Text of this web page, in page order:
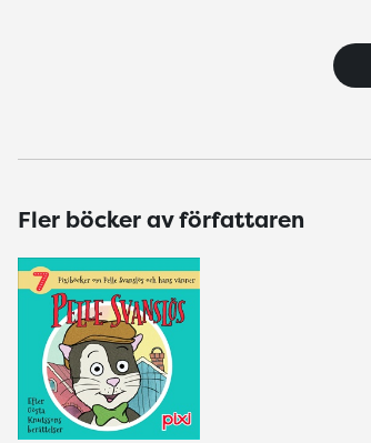
Fler böcker av författaren